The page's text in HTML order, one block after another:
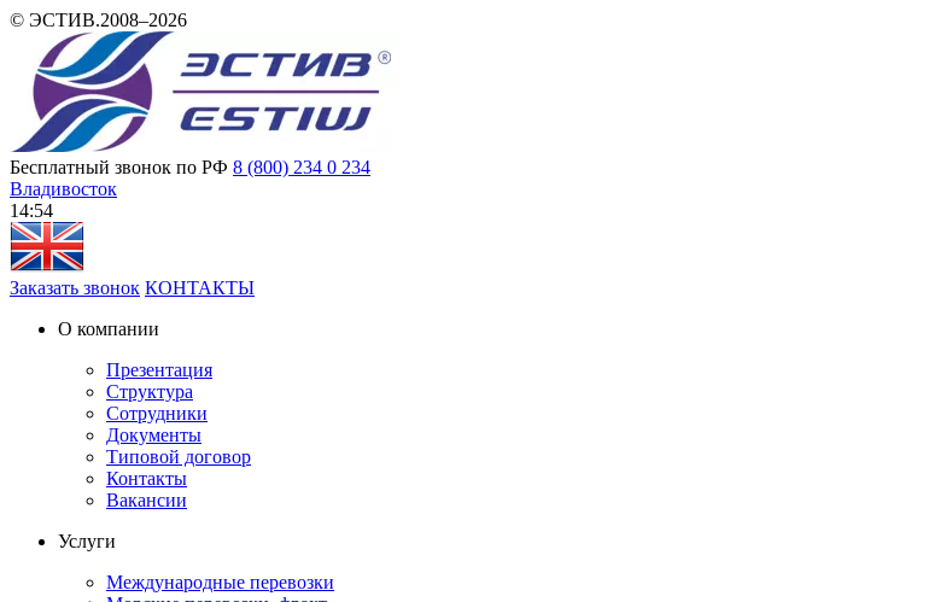
© ЭСТИВ.2008–2026
Бесплатный звонок по РФ 8 (800) 234 0 234
Владивосток
14 54
Заказать звонок КОНТАКТЫ
О компании
Презентация
Структура
Сотрудники
Документы
Типовой договор
Контакты
Вакансии
Услуги
Международные перевозки